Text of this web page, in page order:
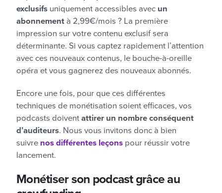
exclusifs uniquement accessibles avec un
abonnement à 2,99€/mois ? La première
impression sur votre contenu exclusif sera
déterminante. Si vous captez rapidement l’attention
avec ces nouveaux contenus, le bouche-à-oreille
opéra et vous gagnerez des nouveaux abonnés.
Encore une fois, pour que ces différentes
techniques de monétisation soient efficaces, vos
podcasts doivent attirer un nombre conséquent
d’auditeurs. Nous vous invitons donc à bien
suivre nos différentes leçons pour réussir votre
lancement.
Monétiser son podcast grâce au